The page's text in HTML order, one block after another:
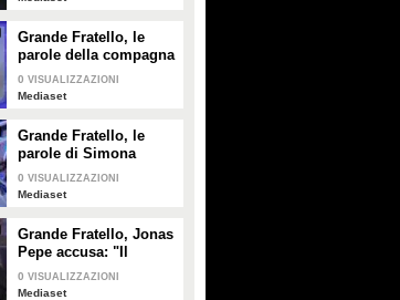
Grande Fratello, le
parole della compagna
di Domenico D'Alterio
0 VISUALIZZAZIONI
Mediaset
Grande Fratello, le
parole di Simona
Ventura per Anita
Mazzotta
0 VISUALIZZAZIONI
Mediaset
Grande Fratello, Jonas
Pepe accusa: "Il
contatto tra alcuni è
strategia"
0 VISUALIZZAZIONI
Mediaset